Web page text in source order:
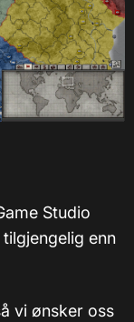
Studio
enn
vi ønsker oss